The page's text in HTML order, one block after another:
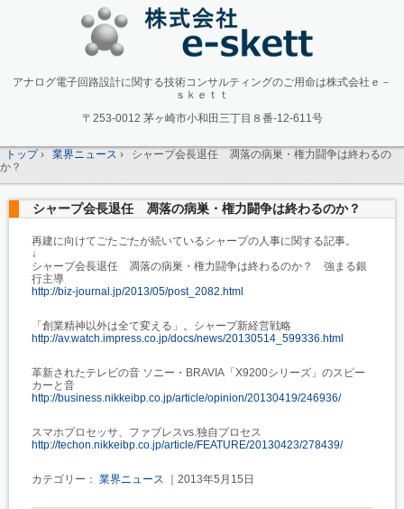
アナログ電子回路設計に関する技術コンサルティングのご用命は株式会社ｅ－
ｓｋｅｔｔ
〒253-0012 茅ヶ崎市小和田三丁目８番-12-611号
トップ› 業界ニュース› シャープ会長退任 凋落の病巣・権力闘争は終わるの
か？
シャープ会長退任 凋落の病巣・権力闘争は終わるのか？
再建に向けてごたごたが続いているシャープの人事に関する記事。
↓
シャープ会長退任 凋落の病巣・権力闘争は終わるのか？ 強まる銀
行主導
http://biz-journal.jp/2013/05/post_2082.html
「創業精神以外は全て変える」。シャープ新経営戦略
http://av.watch.impress.co.jp/docs/news/20130514_599336.html
革新されたテレビの音 ソニー・BRAVIA「X9200シリーズ」のスピー
カーと音
http://business.nikkeibp.co.jp/article/opinion/20130419/246936/
スマホプロセッサ、ファブレスvs.独自プロセス
http://techon.nikkeibp.co.jp/article/FEATURE/20130423/278439/
カテゴリー： 業界ニュース ｜2013年5月15日